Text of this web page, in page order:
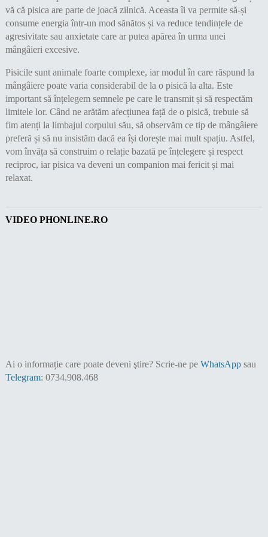
vă că pisica are parte de joacă zilnică. Aceasta îi va permite să-și
consume energia într-un mod sănătos și va reduce tendințele de
agresivitate sau anxietate care ar putea apărea în urma unei
mângâieri excesive.
Pisicile sunt animale foarte complexe, iar modul în care răspund la
mângâiere poate varia considerabil de la o pisică la alta. Este
important să înțelegem semnele pe care le transmit și să respectăm
limitele lor. Când ne arătăm afecțiunea față de o pisică, trebuie să
fim atenți la limbajul corpului său, să observăm ce tip de mângâiere
preferă și să nu insistăm dacă ea își dorește mai mult spațiu. Astfel,
vom învăța să construim o relație bazată pe înțelegere și respect
reciproc, iar pisica va deveni un companion mai fericit și mai
relaxat.
VIDEO PHONLINE.RO
Ai o informație care poate deveni ştire? Scrie-ne pe WhatsAppsau
Telegram: 0734.908.468